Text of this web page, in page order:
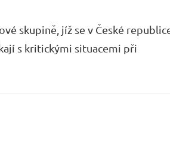
skupině, jíž se v České
s kritickými situacemi při